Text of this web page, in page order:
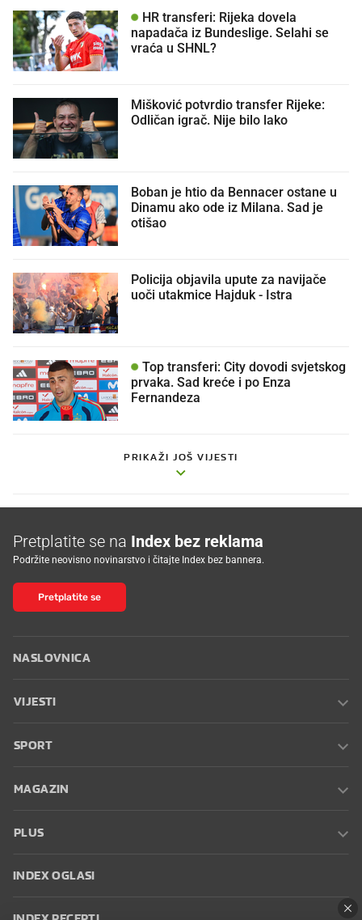
HR transferi: Rijeka dovela
napadača iz Bundeslige. Selahi se
vraća u SHNL?
Mišković potvrdio transfer Rijeke:
Odličan igrač. Nije bilo lako
Boban je htio da Bennacer ostane u
Dinamu ako ode iz Milana. Sad je
otišao
Policija objavila upute za navijače
uoči utakmice Hajduk - Istra
Top transferi: City dovodi svjetskog
prvaka. Sad kreće i po Enza
Fernandeza
PRIKAŽI JOŠ VIJESTI
Pretplatite se na Index bez reklama
Podržite neovisno novinarstvo i čitajte Index bez bannera.
Pretplatite se
NASLOVNICA
VIJESTI
SPORT
MAGAZIN
PLUS
INDEX OGLASI